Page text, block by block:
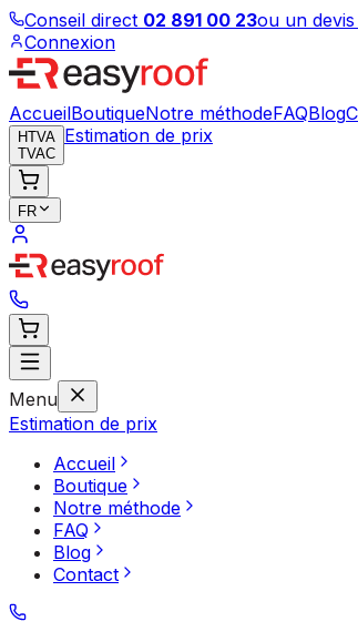
Conseil direct 02 891 00 23ou un
Connexion
AccueilBoutiqueNotre méthodeFAQBlog
HTVA
TVAC
Estimation de prix
FR
Menu
Estimation de prix
Accueil
Boutique
Notre méthode
FAQ
Blog
Contact